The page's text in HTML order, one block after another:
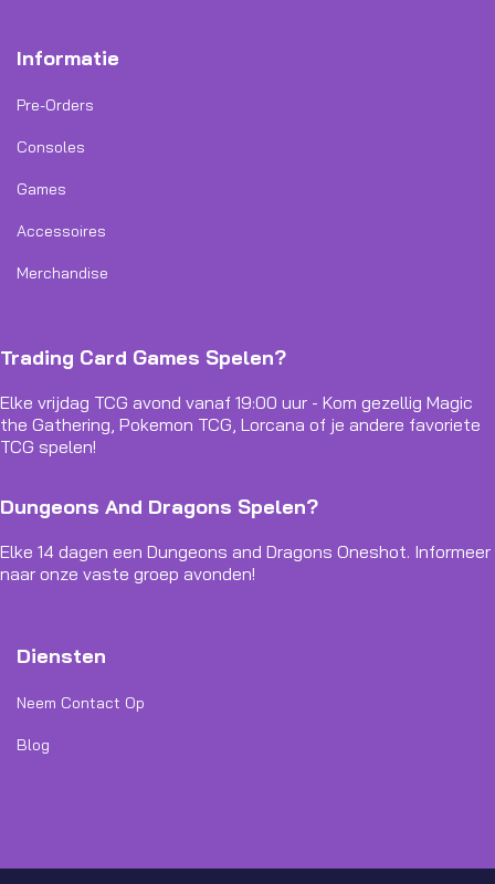
Informatie
Pre-Orders
Consoles
Games
Accessoires
Merchandise
Trading Card Games Spelen?
Elke vrijdag TCG avond vanaf 19:00 uur - Kom gezellig Magic
the Gathering, Pokemon TCG, Lorcana of je andere favoriete
TCG spelen!
Dungeons And Dragons Spelen?
Elke 14 dagen een Dungeons and Dragons Oneshot. Informeer
naar onze vaste groep avonden!
Diensten
Neem Contact Op
Blog